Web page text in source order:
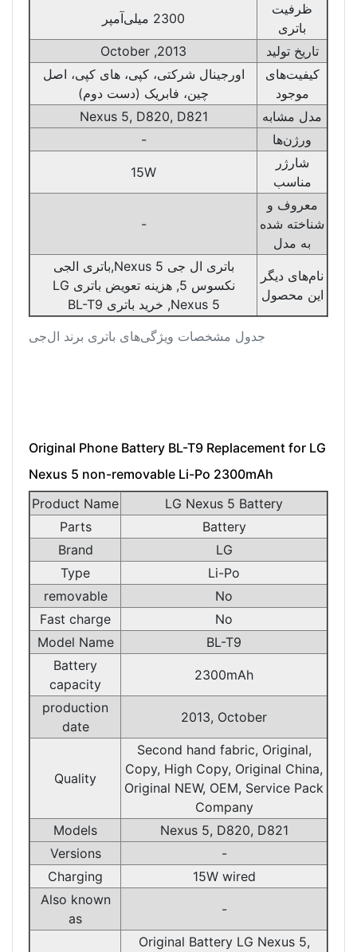
جدول مشخصات ویژگی‌های باتری برند ال‌جی
ظرفیت
باتری
2300 میلی‌آمپر
تاریخ تولید
2013, October
کیفیت‌های
موجود
اورجینال شرکتی، کپی، های کپی، اصل
چین، فابریک (دست دوم)
مدل مشابه
Nexus 5, D820, D821
ورژن‌ها
-
شارژر
مناسب
15W
معروف و
شناخته شده
به مدل
-
نام‌های دیگر
این محصول
باتری ال جی Nexus 5,باتری الجی
نکسوس 5, هزینه تعویض باتری LG
Nexus 5, خرید باتری BL-T9
Original Phone Battery BL-T9 Replacement for LG
Nexus 5 non-removable Li-Po 2300mAh
Product Name
LG Nexus 5 Battery
Parts
Battery
Brand
LG
Type
Li-Po
removable
No
Fast charge
No
Model Name
BL-T9
Battery
capacity
2300mAh
production
date
2013, October
Quality
Second hand fabric, Original,
Copy, High Copy, Original China,
Original NEW, OEM, Service Pack
Company
Models
Nexus 5, D820, D821
Versions
-
Charging
15W wired
Also known
as
-
Original Battery LG Nexus 5,